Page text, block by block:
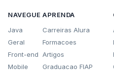
NAVEGUE
Java
Geral
Front-end
Mobile
APRENDA
Carreiras Alura
Formacoes
Artigos
Graduacao FIAP